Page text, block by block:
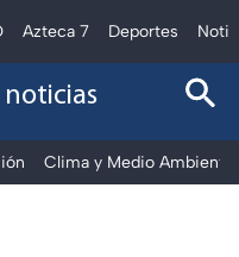
Azteca 7 Deportes
noticias
Clima y Medio Ambiente